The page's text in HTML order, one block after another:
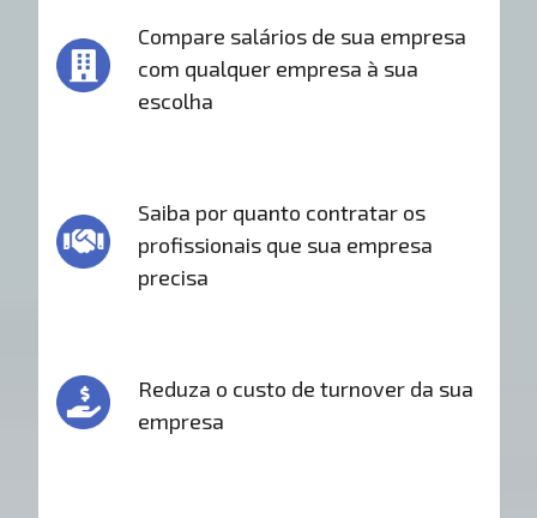
Compare salários de sua empresa
com qualquer empresa à sua
escolha
Saiba por quanto contratar os
profissionais que sua empresa
precisa
Reduza o custo de turnover da sua
empresa